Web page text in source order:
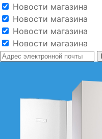
Новости магазина
Новости магазина
Новости магазина
Новости магазина